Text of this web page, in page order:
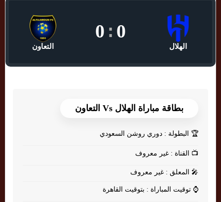
الهلال
0
:
0
التعاون
بطاقة مباراة الهلال Vs التعاون
🏆 البطولة : دوري روشن السعودي
📺 القناة : غير معروف
🎤 المعلق : غير معروف
⌚ توقيت المباراة : بتوقيت القاهرة